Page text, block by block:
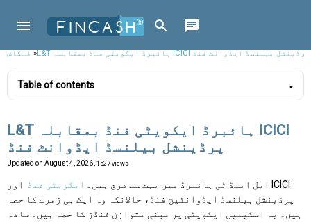
فنکاش» L&T ہائبرڈ ایکویٹی فنڈ بمقابلہ ICICI پرڈینشل بیلنسڈ ایڈوانٹ فنڈ
Table of contents
L&T ہائبرڈ ایکویٹی فنڈ بمقابلہ ICICI
پرڈینشل بیلنسڈ ایڈوانٹ فنڈ
Updated on August 4, 2026 , 1527 views
ایل اینڈ ٹی ہائبرڈ میں بہت سے فرق ہیں۔ ایکویٹی فنڈ
اور ICICI
پرڈینشل بیلنسڈ ایڈوانٹیج فنڈ، حالانکہ وہ ایک ہی زمرے کا حصہ
ہیں۔ یہ اسکیمیں ایکویٹی پر مبنی متوازن فنڈز کا حصہ ہیں۔ سادہ